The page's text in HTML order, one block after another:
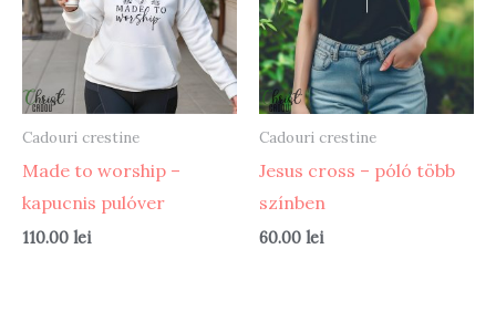
Cadouri crestine
Made to worship –
kapucnis pulóver
110.00 lei
Cadouri crestine
Jesus cross – póló több
színben
60.00 lei